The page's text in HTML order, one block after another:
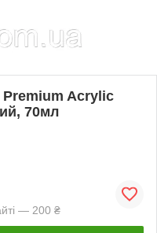
Acrylic
70мл
— 200 ₴